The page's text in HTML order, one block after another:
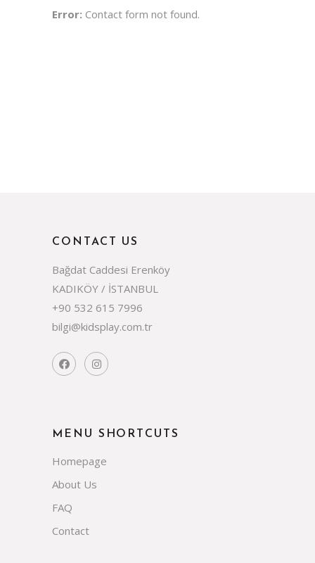
Error: Contact form not found.
CONTACT US
Bağdat Caddesi Erenköy
KADIKÖY / İSTANBUL
+90 532 615 7996
bilgi@kidsplay.com.tr
MENU SHORTCUTS
Homepage
About Us
FAQ
Contact